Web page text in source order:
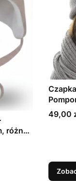
różne
Cena
49,00